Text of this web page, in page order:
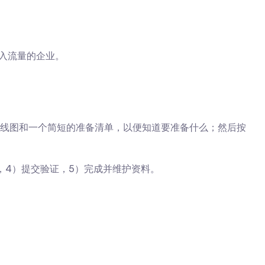
量的企业。
图和一个简短的准备清单，以便知道要准备什么；然后按
）提交验证，5）完成并维护资料。